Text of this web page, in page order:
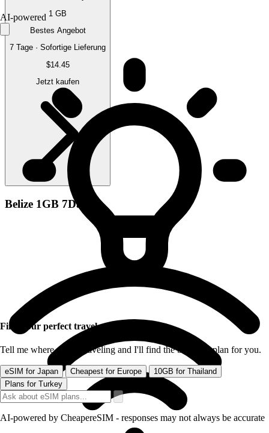
1 GB
Bestes Angebot
7 Tage · Sofortige Lieferung
$14.45
Jetzt kaufen
Belize 1GB 7Days
AI-powered
Find your perfect travel eSIM
Tell me where you're traveling and I'll find the best data plan for you.
eSIM for Japan Cheapest for Europe
10GB for Thailand
Plans for Turkey
AI-powered by CheapereSIM - responses may not always be accurate